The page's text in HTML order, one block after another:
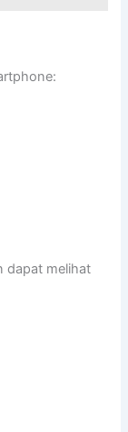
dapat melihat